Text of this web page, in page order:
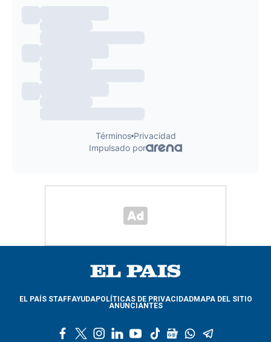
EL PAÍS STAFFAYUDAPOLÍTICAS DE PRIVACIDADMAPA DEL SITIO
ANUNCIANTES
l
y
t
g
w